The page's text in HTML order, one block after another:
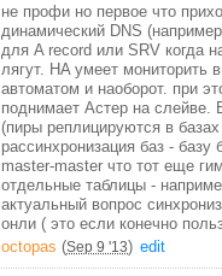
не профи но первое что
динамический DNS
для A record или SRV когда
лягут. HA умеет мониторить
автоматом и наоборот. при
поднимает Астер на
(пиры реплицируются в
рассинхронизация баз -
master-master что тот еще
отдельные таблицы -
актуальный вопрос
онли ( это если конечно
octopas (Sep 9 '13) edit